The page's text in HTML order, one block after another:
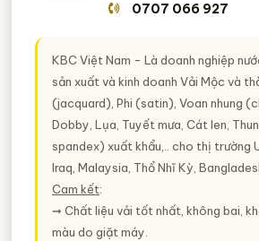
0707 066 927
KBC Việt Nam - Là doanh nghiệp
sản xuất và kinh doanh Vải Mộc và
(jacquard), Phi (satin), Voan nhung
Dobby, Lụa, Tuyết mưa, Cát len,
spandex) xuất khẩu,.. cho thị trường
Iraq, Malaysia, Thổ Nhĩ Kỳ,
Cam kết:
➞ Chất liệu vải tốt nhất, không bai,
màu do giặt máy.